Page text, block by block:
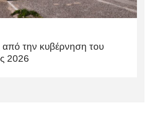
από την κυβέρνηση του
2026